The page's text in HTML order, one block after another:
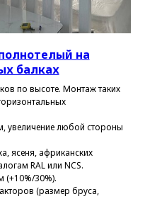
на
балках
по высоте. Монтаж таких
увеличение любой стороны
ясеня, африканских
RAL или NCS.
(+10%/30%).
(размер бруса,